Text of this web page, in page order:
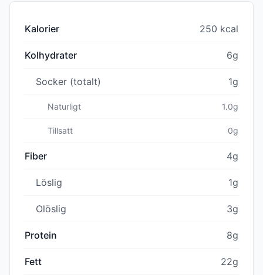
Kalorier 250 kcal
Kolhydrater 6g
Socker (totalt) 1g
Naturligt 1.0g
Tillsatt 0g
Fiber 4g
Löslig 1g
Olöslig 3g
Protein 8g
Fett 22g